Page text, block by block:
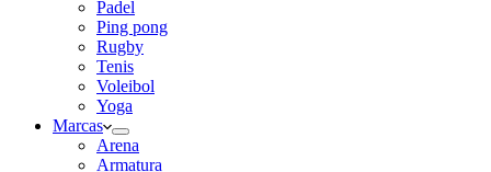
Padel
Ping pong
Rugby
Tenis
Voleibol
Yoga
Marcas
Arena
Armatura